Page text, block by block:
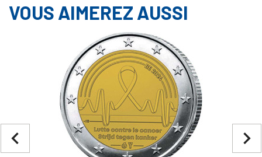
VOUS AIMEREZ AUSSI
navigate_next
navigate_before